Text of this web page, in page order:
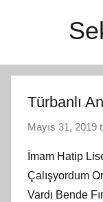
Türbanlı
Mayıs 31, 2019
İmam Hatip
Çalışyordum
Vardı Bende